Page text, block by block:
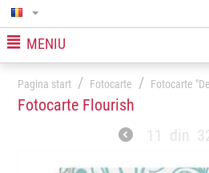
MENIU
Pagina start / Fotocarte / Fotocarte
Fotocarte Flourish
11 din